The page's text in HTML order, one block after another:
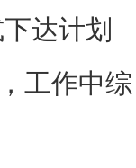
达计划
工作中综